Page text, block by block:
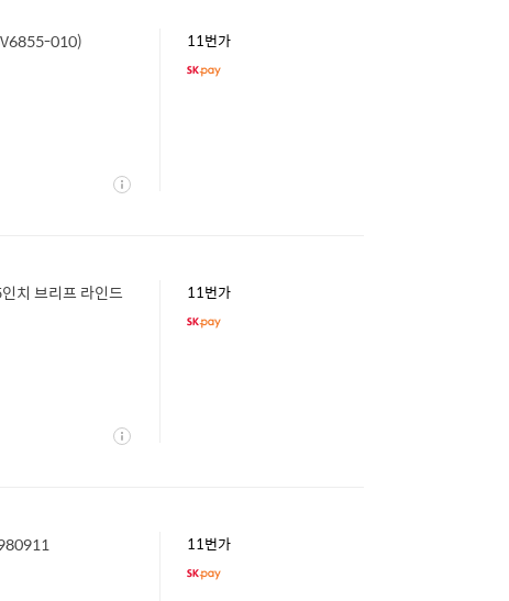
010) 11번가
상
치 브리프 라인드
11번가
상
11번가